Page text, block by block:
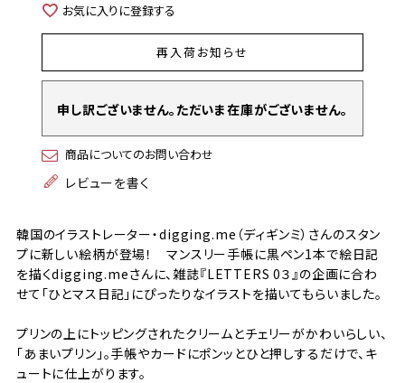
お気に入りに登録する
再入荷お知らせ
申し訳ございません。ただいま在庫がございません。
商品についてのお問い合わせ
レビューを書く
韓国のイラストレーター・digging.me（ディギンミ）さんのスタン
プに新しい絵柄が登場！ マンスリー手帳に黒ペン1本で絵日記
を描くdigging.meさんに、雑誌『LETTERS 0３』の企画に合わ
せて「ひとマス日記」にぴったりなイラストを描いてもらいました。
プリンの上にトッピングされたクリームとチェリーがかわいらしい、
「あまいプリン」。手帳やカードにポンッとひと押しするだけで、キ
ュートに仕上がります。